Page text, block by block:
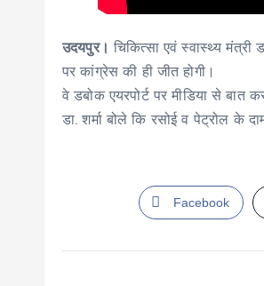
उदयपुर।चिकित्सा एवं स्वास्थ्य मंत्री
पर कांग्रेस की ही जीत होगी।
वे डबोक एयरपोर्ट पर मीडिया से
डा. शर्मा बोले कि रसोई व पेट्रोल के
Facebook